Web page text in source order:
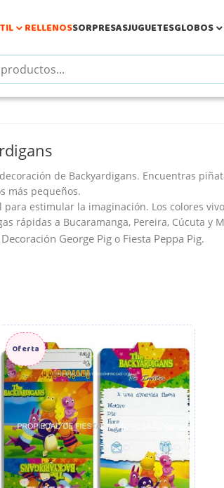
RELLENOSSORPRESASJUGUETESGLOBOS 
decoración de Backyardigans. Encuentras
más pequeños.
estimular la imaginación. Los colores
rápidas a Bucaramanga, Pereira, Cúcuta y
Decoración George Pig o Fiesta Peppa Pig.
Oferta